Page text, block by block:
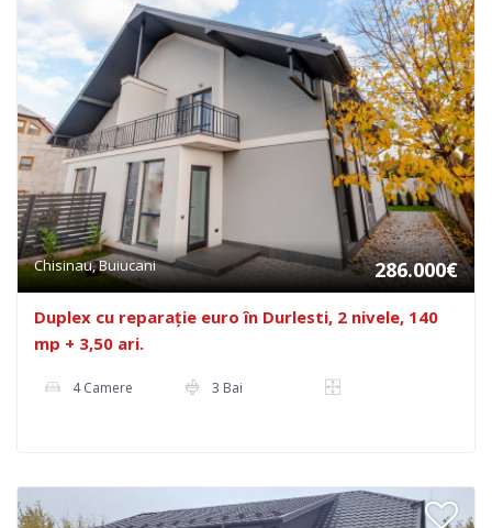
Chisinau, Buiucani 286.000€
Duplex cu reparație euro în Durlesti, 2 nivele, 140
mp + 3,50 ari.
4 Camere 3 Bai